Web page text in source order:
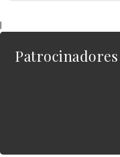
Patrocinadores